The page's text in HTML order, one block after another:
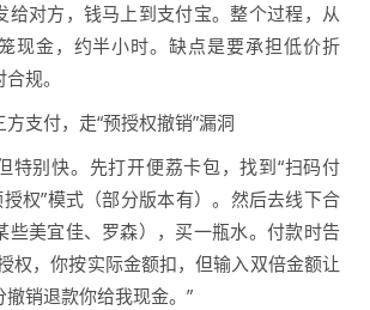
给对方，钱马上到支付宝。整个过程，从
现金，约半小时。缺点是要承担低价折
规。
支付，走“预授权撤销”漏洞
特别快。先打开便荔卡包，找到“扫码付
授权”模式（部分版本有）。然后去线下合
些美宜佳、罗森），买一瓶水。付款时告
权，你按实际金额扣，但输入双倍金额让
销退款你给我现金。”